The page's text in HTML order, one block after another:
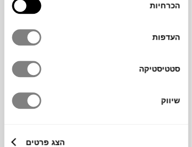
הסכמה
הכרחיות
העדפות
סטטיסטיקה
שיווק
הצג פרטים